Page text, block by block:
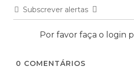
Subscrever alertas
Por favor faça o login
0 COMENTÁRIOS